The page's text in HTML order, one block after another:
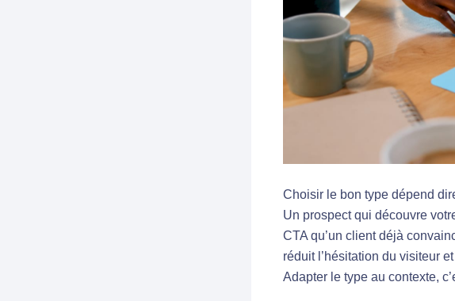
Choisir le bon type dépend
Un prospect qui découvre
CTA qu’un client déjà
réduit l’hésitation du visiteur
Adapter le type au contexte,